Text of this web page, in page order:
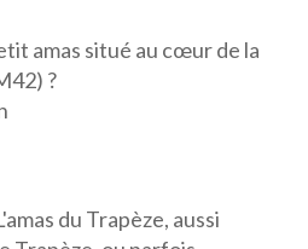
amas situé au cœur de la
?
du Trapèze, aussi